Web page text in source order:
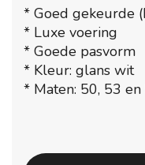
* Goed gekeurde
* Luxe voering
* Goede pasvorm
* Kleur: glans wit
* Maten: 50, 53